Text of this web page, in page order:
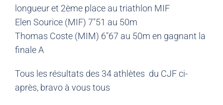
longueur et 2ème place au triathlon MIF
Elen Sourice (MIF) 7″51 au 50m
Thomas Coste (MIM) 6″67 au 50m en gagnant la
finale A
Tous les résultats des 34 athlètes du CJF ci-
après, bravo à vous tous